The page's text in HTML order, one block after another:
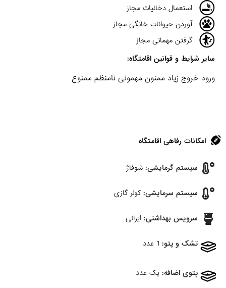
استعمال دخانیات مجاز
آوردن حیوانات خانگی مجاز
گرفتن مهمانی مجاز
سایر شرایط و قوانین اقامتگاه:
ورود خروج زیاد ممنون مهمونی نامنظم ممنوع
امکانات رفاهی اقامتگاه
سیستم گرمایشی: شوفاژ
سیستم سرمایشی: کولر گازی
سرویس بهداشتی: ایرانی
تشک و پتو: 1 عدد
پتوی اضافه: یک عدد